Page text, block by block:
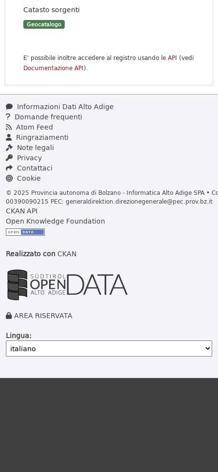
Catasto sorgenti
Geocatalogo
E' possibile inoltre accedere al registro usando le API (vedi
Documentazione API).
Informazioni Dati Alto Adige
Domande frequenti
Atom Feed
Ringraziamenti
Note legali
Privacy
Contattaci
Cookie
© 2025 Provincia autonoma di Bolzano - Informatica Alto Adige SPA •
00390090215 PEC: generaldirektion.direzionegenerale@pec.prov.bz.it
CKAN API
Open Knowledge Foundation
Realizzato conCKAN
AREA RISERVATA
Lingua